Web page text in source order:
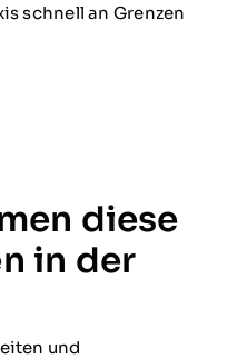
schnell an Grenzen
diese
in der
und